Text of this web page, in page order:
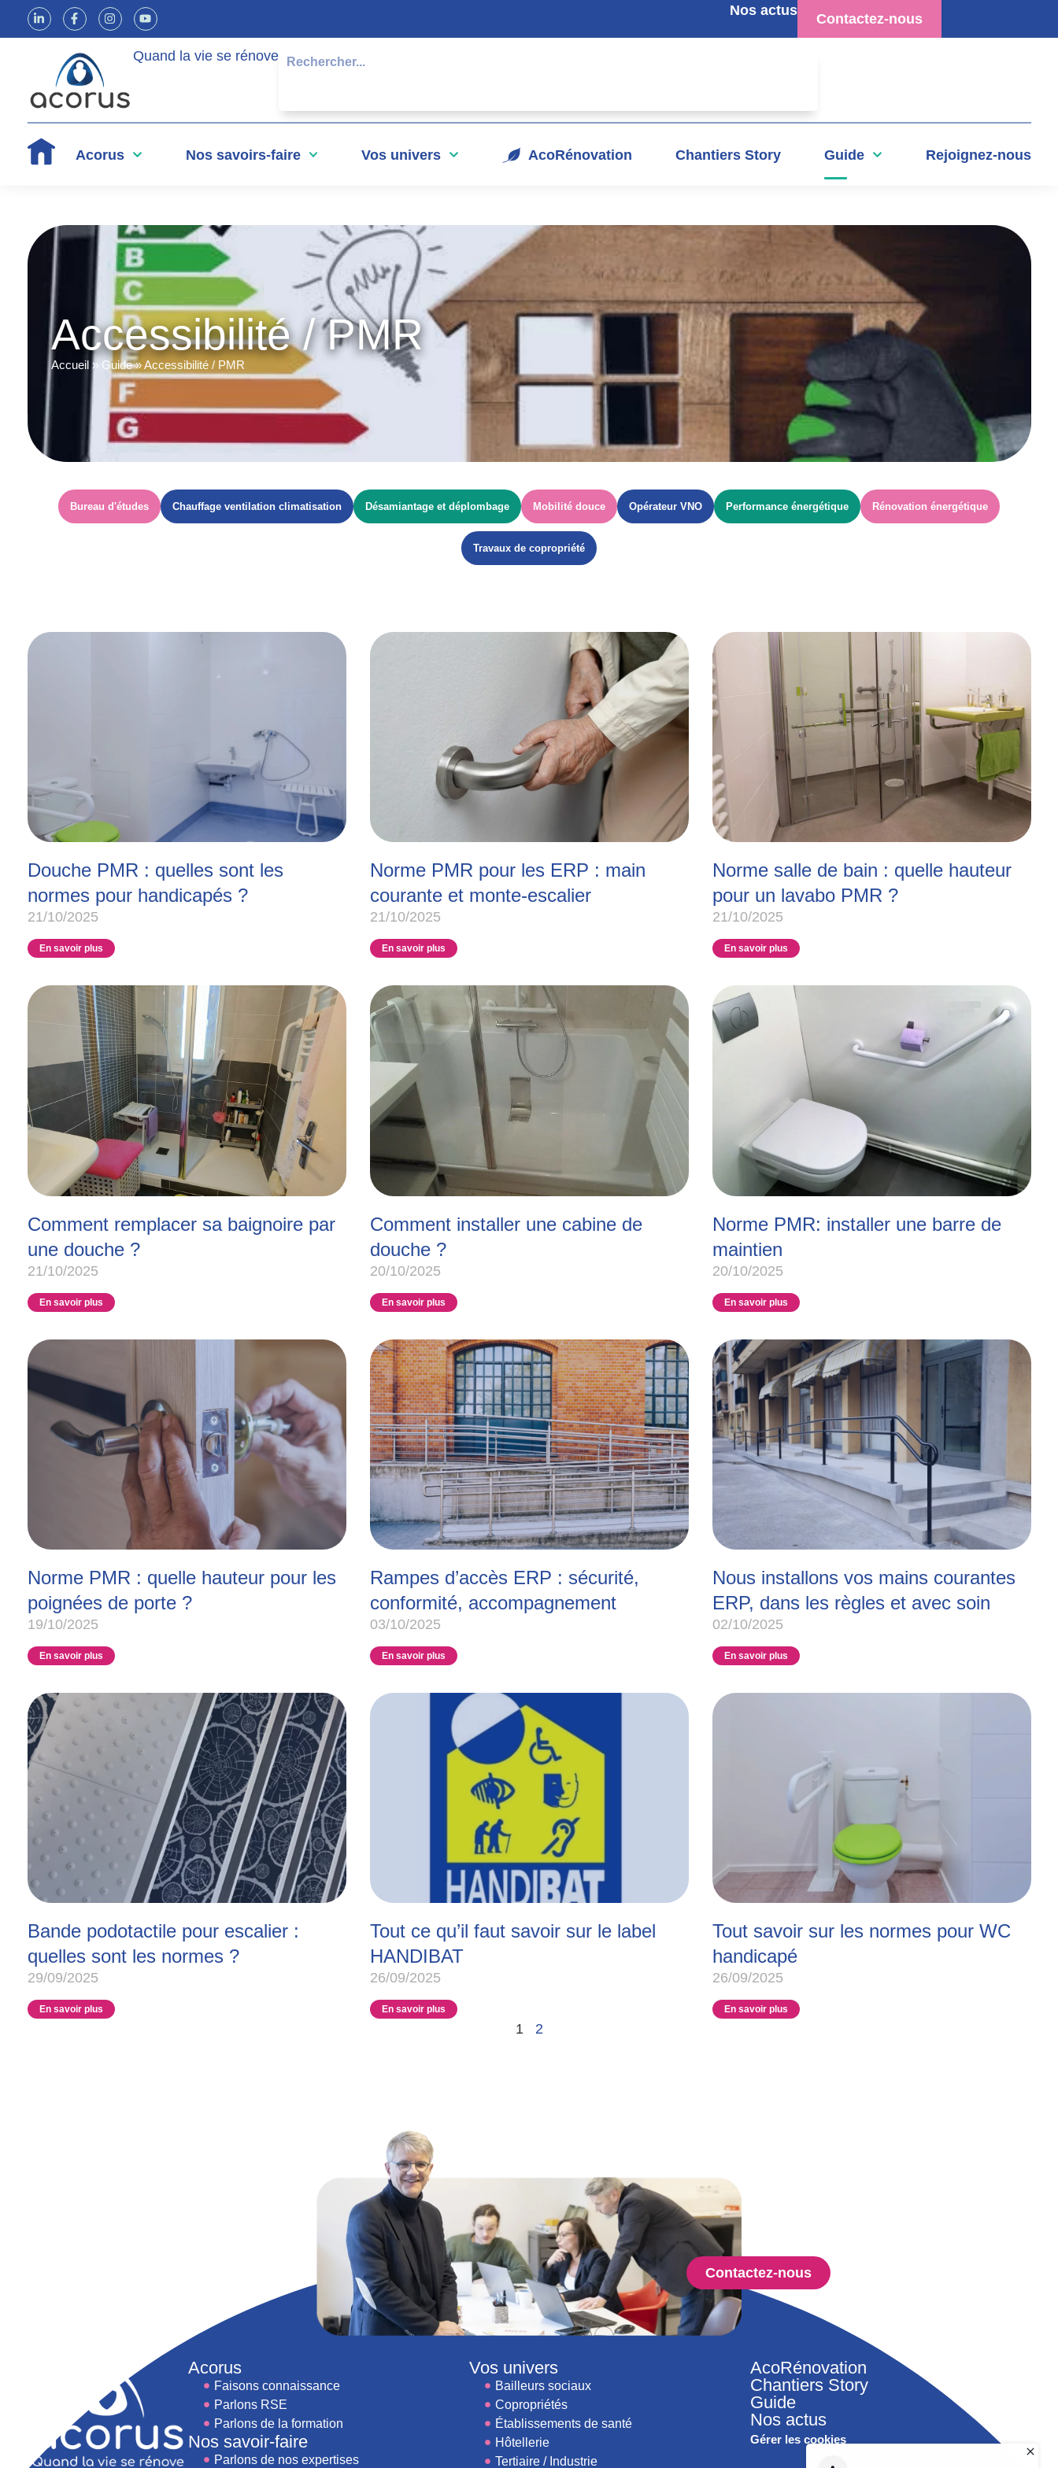
Nos actus
Contactez-nous
Quand la vie se rénove
Acorus Nos savoirs-faire Vos univers AcoRénovation Chantiers Story Guide Rejoignez-nous
Accessibilité / PMR
Accueil» Guide»Accessibilité / PMR
Bureau d'études Chauffage ventilation climatisation Désamiantage et déplombage Mobilité douce Opérateur VNO Performance énergétique Rénovation énergétique
Travaux de copropriété
Douche PMR : quelles sont les
normes pour handicapés ?
21/10/2025
En savoir plus
Norme PMR pour les ERP : main
courante et monte-escalier
21/10/2025
En savoir plus
Norme salle de bain : quelle hauteur
pour un lavabo PMR ?
21/10/2025
En savoir plus
Comment remplacer sa baignoire par
une douche ?
21/10/2025
En savoir plus
Comment installer une cabine de
douche ?
20/10/2025
En savoir plus
Norme PMR: installer une barre de
maintien
20/10/2025
En savoir plus
Norme PMR : quelle hauteur pour les
poignées de porte ?
19/10/2025
En savoir plus
Rampes d’accès ERP : sécurité,
conformité, accompagnement
03/10/2025
En savoir plus
Nous installons vos mains courantes
ERP, dans les règles et avec soin
02/10/2025
En savoir plus
Bande podotactile pour escalier :
quelles sont les normes ?
29/09/2025
En savoir plus
Tout ce qu’il faut savoir sur le label
HANDIBAT
26/09/2025
En savoir plus
Tout savoir sur les normes pour WC
handicapé
26/09/2025
En savoir plus
1 2
Contactez-nous
Acorus
Faisons connaissance
Parlons RSE
Parlons de la formation
Nos savoir-faire
Parlons de nos expertises
Vos univers
Bailleurs sociaux
Copropriétés
Établissements de santé
Hôtellerie
Tertiaire / Industrie
AcoRénovation
Chantiers Story
Guide
Nos actus
Gérer les cookies
Salut c'est nous...
les Cookies !
On a attendu d'être sûrs que le contenu de ce site vous intéresse
avant de vous déranger, mais on aimerait bien vous
accompagner pendant votre visite...